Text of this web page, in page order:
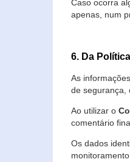
Caso ocorra
apenas, num
6. Da
As
de segurança,
Ao utilizar o
comentário
Os dados